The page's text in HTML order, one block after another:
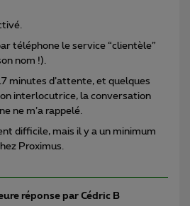
téléphone le service “clientèle”
nom !).
minutes d’attente, et quelques
interlocutrice, la conversation
ne m’a rappelé.
difficile, mais il y a un minimum
Proximus.
réponse par Cédric B